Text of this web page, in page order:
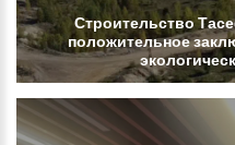
Строительство
положительное